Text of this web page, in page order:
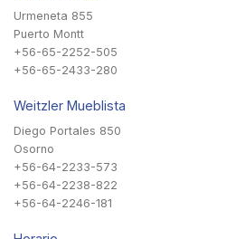
Urmeneta 855
Puerto Montt
+56-65-2252-505
+56-65-2433-280
Weitzler Mueblista
Diego Portales 850
Osorno
+56-64-2233-573
+56-64-2238-822
+56-64-2246-181